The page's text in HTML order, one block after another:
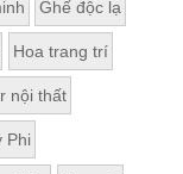
Ghế độc lạ
Hoa trang trí
nội thất
Phi